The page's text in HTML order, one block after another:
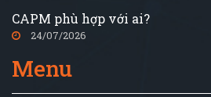
CAPM phù hợp với ai?
24/07/2026
Menu